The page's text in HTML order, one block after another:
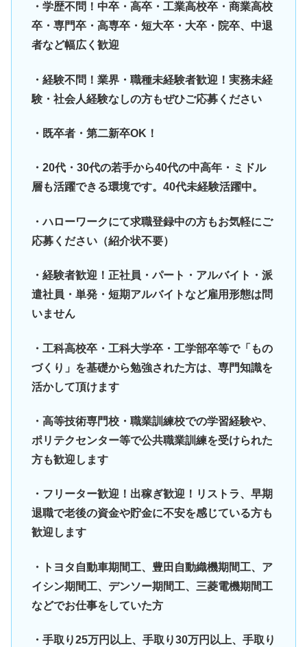
・学歴不問！中卒・高卒・工業高校卒・商業高校
卒・専門卒・高専卒・短大卒・大卒・院卒、中退
者など幅広く歓迎
・経験不問！業界・職種未経験者歓迎！実務未経
験・社会人経験なしの方もぜひご応募ください
・既卒者・第二新卒OK！
・20代・30代の若手から40代の中高年・ミドル
層も活躍できる環境です。40代未経験活躍中。
・ハローワークにて求職登録中の方もお気軽にご
応募ください（紹介状不要）
・経験者歓迎！正社員・パート・アルバイト・派
遣社員・単発・短期アルバイトなど雇用形態は問
いません
・工科高校卒・工科大学卒・工学部卒等で「もの
づくり」を基礎から勉強された方は、専門知識を
活かして頂けます
・高等技術専門校・職業訓練校での学習経験や、
ポリテクセンター等で公共職業訓練を受けられた
方も歓迎します
・フリーター歓迎！出稼ぎ歓迎！リストラ、早期
退職で老後の資金や貯金に不安を感じている方も
歓迎します
・トヨタ自動車期間工、豊田自動織機期間工、ア
イシン期間工、デンソー期間工、三菱電機期間工
などでお仕事をしていた方
・手取り25万円以上、手取り30万円以上、手取り